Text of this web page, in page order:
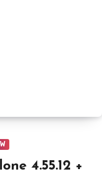
4.55.12 +